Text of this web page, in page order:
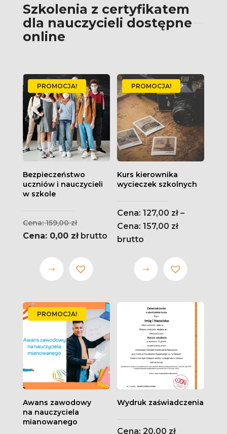
Szkolenia z certyfikatem
dla nauczycieli dostępne
online
PROMOCJA!
Bezpieczeństwo
uczniów i nauczycieli
w szkole
159,00złPierwotna
cena
159,00 zł.
0,00 złAktualna
wynosi:
0,00 zł.
brutto
Ten
produkt
wariantów.
Opcje
można
wybrać
na stronie
produktu
PROMOCJA!
Kurs kierownika
wycieczek szkolnych
127,00 zł –
157,00 złZakres
do 157,00 zł
brutto
Ten
produkt
wariantów.
Opcje
można
wybrać
na stronie
produktu
PROMOCJA!
Awans zawodowy
na nauczyciela
mianowanego
Wydruk zaświadczenia
20,00 zł